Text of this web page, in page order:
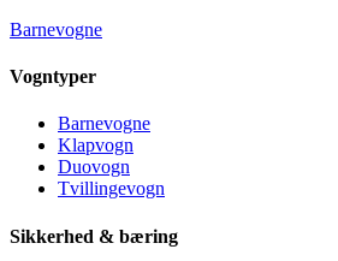
Barnevogne
Vogntyper
Barnevogne
Klapvogn
Duovogn
Tvillingevogn
Sikkerhed & bæring